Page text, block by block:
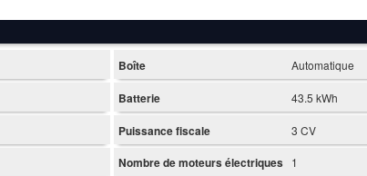
Boîte Automatique
Batterie 43.5 kWh
Puissance fiscale 3 CV
Nombre de moteurs électriques 1